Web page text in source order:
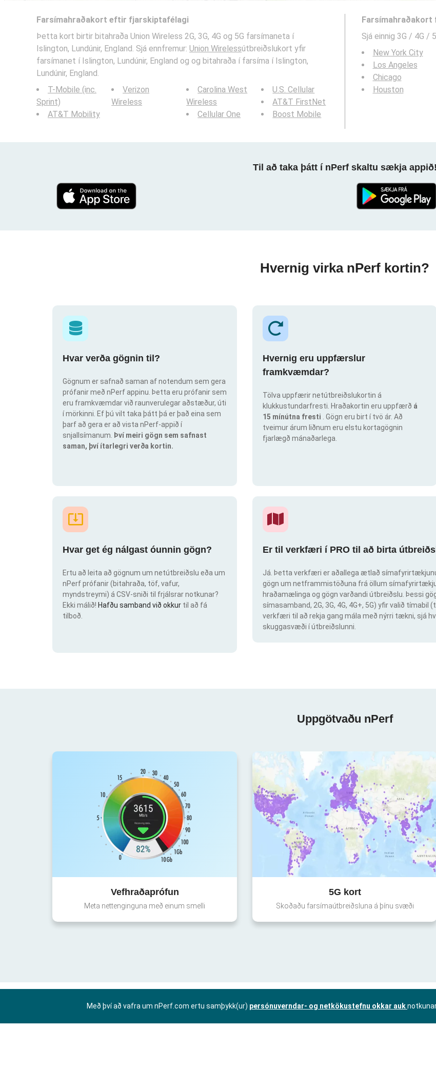
Farsímahraðakort eftir fjarskiptafélagi
Þetta kort birtir bitahraða Union Wireless 2G, 3G, 4G og 5G farsímaneta í
Islington, Lundúnir, England. Sjá ennfremur: Union Wirelessútbreiðslukort yfir
farsímanet í Islington, Lundúnir, England og og bitahraða í farsíma í Islington,
Lundúnir, England.
T-Mobile (inc.
Sprint)
AT&T Mobility
Verizon
Wireless
Carolina West
Wireless
Cellular One
U.S. Cellular
AT&T FirstNet
Boost Mobile
Sjá einnig 3G / 4G /
New York City
Los Angeles
Chicago
Houston
Til að taka þátt í nPerf skaltu sækja appið!
Hvernig virka nPerf kortin?
Hvar verða gögnin til?
Gögnum er safnað saman af notendum sem gera
prófanir með nPerf appinu. Þetta eru prófanir sem
eru framkvæmdar við raunverulegar aðstæður, úti
í mörkinni. Ef þú vilt taka þátt þá er það eina sem
þarf að gera er að vista nPerf-appið í
snjallsímanum.
Því meiri gögn sem safnast
saman, því ítarlegri verða kortin.
Hvernig eru uppfærslur
framkvæmdar?
Tölva uppfærir netútbreiðslukortin á
klukkustundarfresti. Hraðakortin eru uppfærð á
15 mínútna fresti
. Gögn eru birt í tvö ár. Að
tveimur árum liðnum eru elstu kortagögnin
fjarlægð mánaðarlega.
Hvar get ég nálgast óunnin gögn?
Ertu að leita að gögnum um netútbreiðslu eða um
nPerf prófanir (bitahraða, töf, vafur,
myndstreymi) á CSV-sniði til frjálsrar notkunar?
Ekki málið! Hafðu samband við okkur til að fá
tilboð.
Er til verkfæri í PRO til að birta
Já. Þetta verkfæri er aðallega ætlað
gögn um netframmistöðuna frá öllum
hraðamælinga og gögn varðandi útbreiðslu. Þessi
símasamband, 2G, 3G, 4G, 4G+, 5G) yfir valið
verkfæri til að rekja gang mála með nýrri tækni, sjá
skuggasvæði í útbreiðslunni.
Uppgötvaðu nPerf
Vefhraðaprófun
Meta nettenginguna með einum smelli
5G kort
Skoðaðu farsímaútbreiðsluna á þínu svæði
Með því að vafra um nPerf.com ertu samþykk(ur) persónuverndar- og netkökustefnu okkar auk